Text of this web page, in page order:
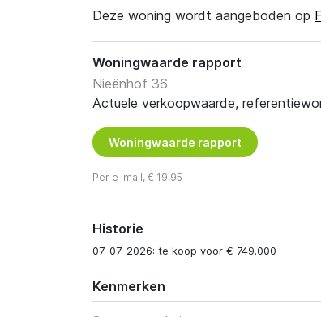
Deze woning wordt aangeboden op
Woningwaarde rapport
Nieënhof 36
Actuele verkoopwaarde,
Woningwaarde rapport
Per e-mail, € 19,95
Historie
07-07-2026: te koop voor € 749.000
Kenmerken